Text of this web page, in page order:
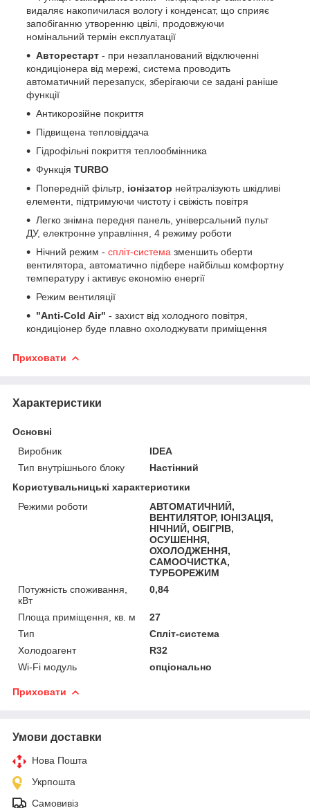
видаляє накопичилася вологу і конденсат, що сприяє
запобіганню утворенню цвілі, продовжуючи
номінальний термін експлуатації
Авторестарт - при незапланований відключенні
кондиціонера від мережі, система проводить
автоматичний перезапуск, зберігаючи се задані раніше
функції
Антикорозійне покриття
Підвищена тепловіддача
Гідрофільні покриття теплообмінника
Функція TURBO
Попередній фільтр, іонізатор нейтралізують шкідливі
елементи, підтримуючи чистоту і свіжість повітря
Легко знімна передня панель, універсальний пульт
ДУ, електронне управління, 4 режиму роботи
Нічний режим - спліт-система зменшить оберти
вентилятора, автоматично підбере найбільш комфортну
температуру і активує економію енергії
Режим вентиляції
"Anti-Cold Air" - захист від холодного повітря,
кондиціонер буде плавно охолоджувати приміщення
Приховати
Характеристики
Основні
Виробник
IDEA
Тип внутрішнього блоку
Настінний
Користувальницькі характеристики
Режими роботи
АВТОМАТИЧНИЙ,
ВЕНТИЛЯТОР, ІОНІЗАЦІЯ,
НІЧНИЙ, ОБІГРІВ,
ОСУШЕННЯ,
ОХОЛОДЖЕННЯ,
САМООЧИСТКА,
ТУРБОРЕЖИМ
Потужність споживання,
кВт
0,84
Площа приміщення, кв. м
27
Тип
Спліт-система
Холодоагент
R32
Wi-Fi модуль
опціонально
Приховати
Умови доставки
Нова Пошта
Укрпошта
Самовивіз